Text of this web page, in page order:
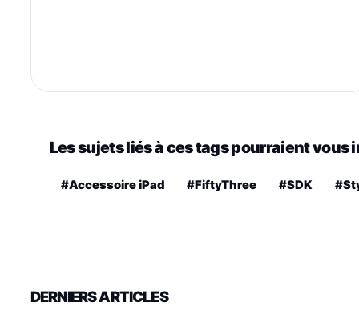
Les sujets liés à ces tags pourraient vous
#Accessoire iPad #FiftyThree #SDK
DERNIERS ARTICLES